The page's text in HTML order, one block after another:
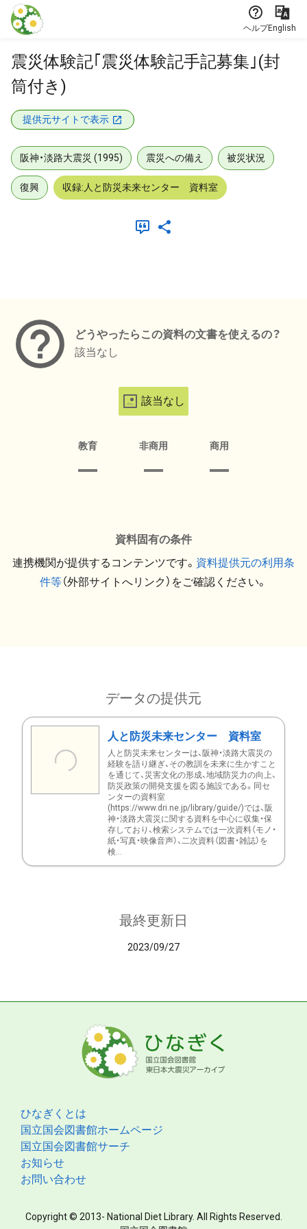
本文に飛ぶ
ヘルプEnglish
震災体験記｢震災体験記手記募集｣(封
筒付き)
提供元サイトで表示
阪神・淡路大震災 (1995) 震災への備え 被災状況
復興 収録:人と防災未来センター 資料室
どうやったらこの資料の文書を使えるの？
該当なし
該当なし
教育 非商用 商用
資料固有の条件
連携機関が提供するコンテンツです。 資料提供元の利用条
件等（外部サイトへリンク）をご確認ください。
データの提供元
人と防災未来センター 資料室
人と防災未来センターは、阪神・淡路大震災の
経験を語り継ぎ、その教訓を未来に生かすこと
を通じて、災害文化の形成、地域防災力の向上、
防災政策の開発支援を図る施設である。同セ
ンターの資料室
(https://www.dri.ne.jp/library/guide/)では、阪
神・淡路大震災に関する資料を中心に収集・保
存しており、検索システムでは一次資料（モノ・
紙・写真・映像音声）、二次資料（図書・雑誌）を
検...
最終更新日
2023/09/27
ひなぎくとは
国立国会図書館ホームページ
国立国会図書館サーチ
お知らせ
お問い合わせ
Copyright © 2013- National Diet Library. All Rights Reserved.